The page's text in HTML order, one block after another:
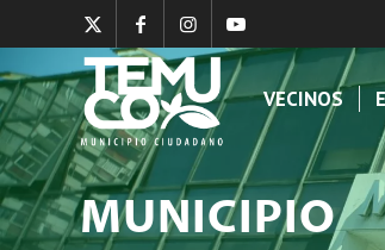
VECINOS
MUNICIPIO